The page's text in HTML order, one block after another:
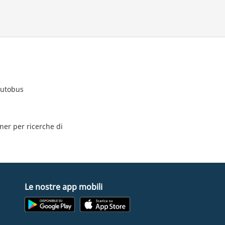
per ricerche di
Le nostre app mobili